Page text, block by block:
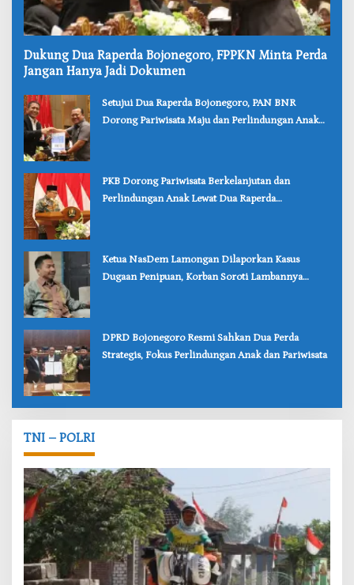
‎Dukung Dua Raperda Bojonegoro, FPPKN Minta Perda
Jangan Hanya Jadi Dokumen
‎Setujui Dua Raperda Bojonegoro, PAN BNR
Dorong Pariwisata Maju dan Perlindungan Anak
‎PKB Dorong Pariwisata Berkelanjutan dan
Perlindungan Anak Lewat Dua Raperda
‎Ketua NasDem Lamongan Dilaporkan Kasus
Dugaan Penipuan, Korban Soroti Lambannya
‎DPRD Bojonegoro Resmi Sahkan Dua Perda
Strategis, Fokus Perlindungan Anak dan Pariwisata
TNI – POLRI